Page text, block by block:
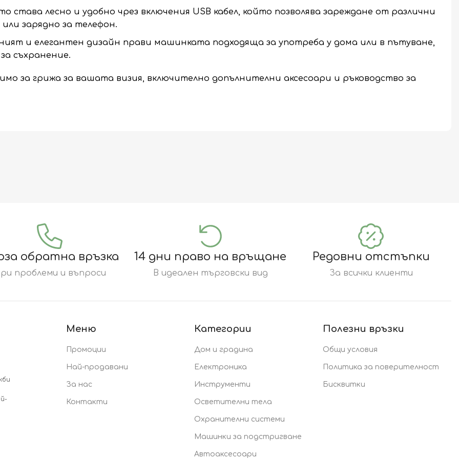
става лесно и удобно чрез включения USB кабел, който позволява зареждане от различни
зарядно за телефон.
и елегантен дизайн прави машинката подходяща за употреба у дома или в пътуване,
съхранение.
за грижа за вашата визия, включително допълнителни аксесоари и ръководство за
обратна връзка
проблеми и въпроси
14 дни право на връщане
В идеален търговски вид
Редовни отстъпки
За всички клиенти
Меню
Промоции
Най-продавани
За нас
Контакти
Категории
Дом и градина
Електроника
Инструменти
Осветителни тела
Охранителни системи
Машинки за подстригване
Автоаксесоари
Полезни връзки
Общи условия
Политика за поверителност
Бисквитки